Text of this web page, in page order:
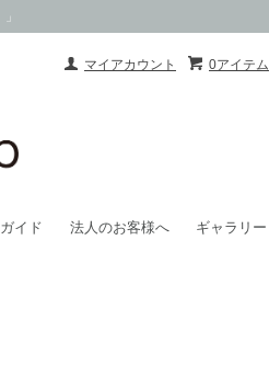
0アイテム
マイアカウント
イド 法人のお客様へ ギャラリー